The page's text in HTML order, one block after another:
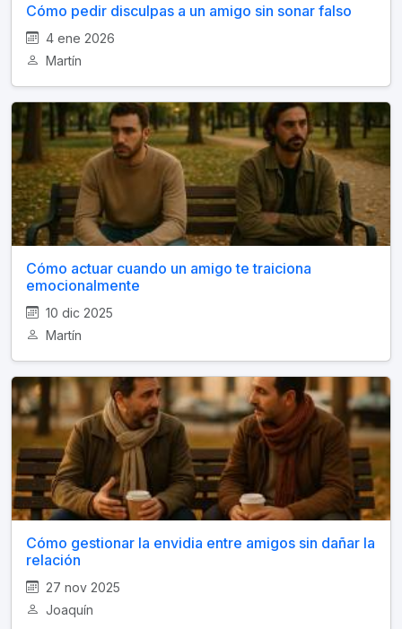
Cómo pedir disculpas a un amigo sin sonar falso
4 ene 2026
Martín
Cómo actuar cuando un amigo te traiciona
emocionalmente
10 dic 2025
Martín
Cómo gestionar la envidia entre amigos sin dañar la
relación
27 nov 2025
Joaquín